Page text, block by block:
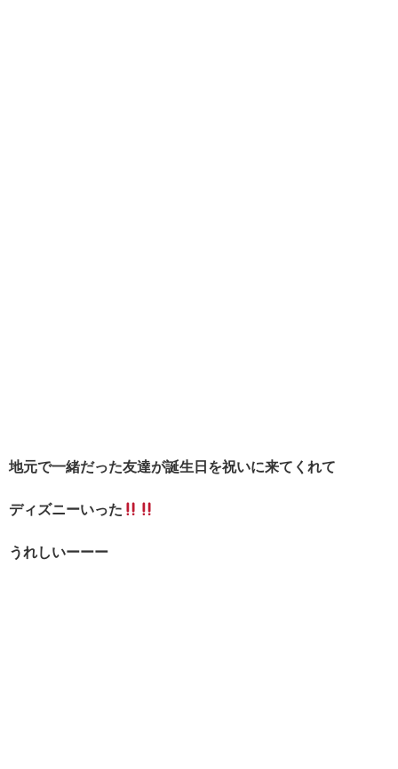
地元で一緒だった友達が誕生日を祝いに来てくれて
ディズニーいった
うれしいーーー